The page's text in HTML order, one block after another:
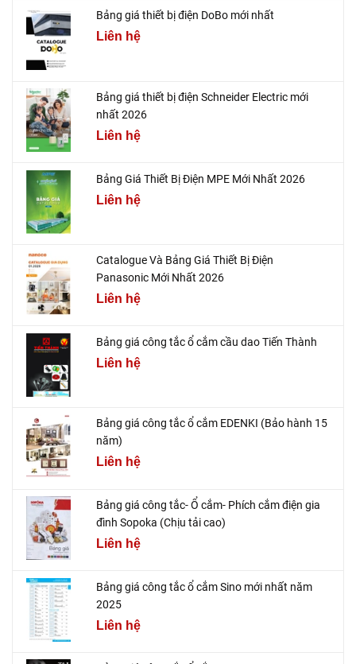
Bảng giá thiết bị điện DoBo mới nhất
Liên hệ
Bảng giá thiết bị điện Schneider Electric mới
nhất 2026
Liên hệ
Bảng Giá Thiết Bị Điện MPE Mới Nhất 2026
Liên hệ
Catalogue Và Bảng Giá Thiết Bị Điện
Panasonic Mới Nhất 2026
Liên hệ
Bảng giá công tắc ổ cắm cầu dao Tiến Thành
Liên hệ
Bảng giá công tắc ổ cắm EDENKI (Bảo hành 15
năm)
Liên hệ
Bảng giá công tắc- Ổ cắm- Phích cắm điện gia
đình Sopoka (Chịu tải cao)
Liên hệ
Bảng giá công tắc ổ cắm Sino mới nhất năm
2025
Liên hệ